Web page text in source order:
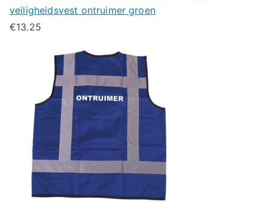
veiligheidsvest ontruimer groen
€13.25